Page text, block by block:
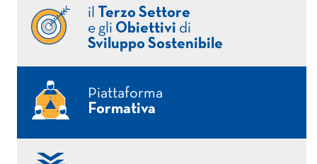
il
Terzo Settore
e gli Obiettivi di
Sviluppo Sostenibile
Piattaforma
Formativa